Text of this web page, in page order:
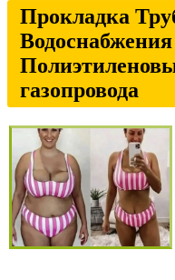
Прокладка
газопровода